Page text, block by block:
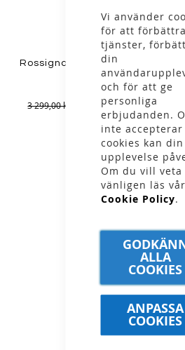
Vi använder
för att
tjänster,
din
och för att ge
personliga
erbjudanden.
inte accepterar
cookies kan din
upplevelse
Om du vill veta
vänligen läs vår
Cookie Policy.
ALLA
COOKIES
ANPASSA
COOKIES
Rossignol - X-10 Classic
3 299,00 kr 1 999,00 kr
FYND